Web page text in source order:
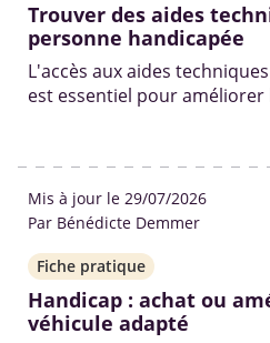
Trouver des aides
personne handicapée
L'accès aux aides
est essentiel pour améliorer
l'autonomie des personnes
Mis à jour le 29/07/2026
Par Bénédicte Demmer
Fiche pratique
Handicap : achat ou
véhicule adapté